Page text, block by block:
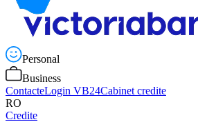
Personal
Business
ContacteLogin VB24Cabinet credite
RO
Credite